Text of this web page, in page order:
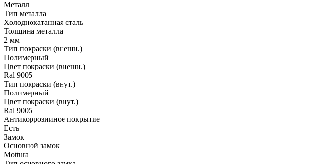
Металл
Тип металла
Холоднокатанная сталь
Толщина металла
2 мм
Тип покраски (внешн.)
Полимерный
Цвет покраски (внешн.)
Ral 9005
Тип покраски (внут.)
Полимерный
Цвет покраски (внут.)
Ral 9005
Антикоррозийное покрытие
Есть
Замок
Основной замок
Mottura